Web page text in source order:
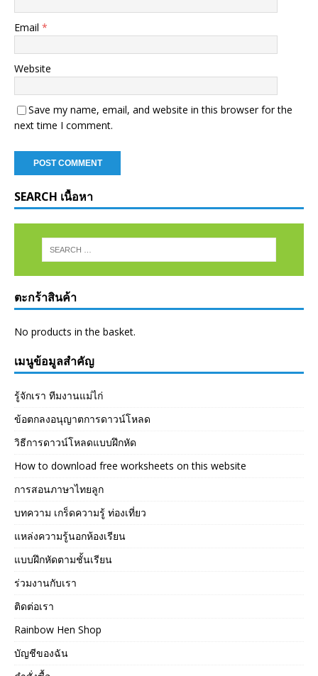
Email *
Website
Save my name, email, and website in this browser for the
next time I comment.
SEARCH เนื้อหา
ตะกร้าสินค้า
No products in the basket.
เมนูข้อมูลสำคัญ
รู้จักเรา ทีมงานแม่ไก่
ข้อตกลงอนุญาตการดาวน์โหลด
วิธีการดาวน์โหลดแบบฝึกหัด
How to download free worksheets on this website
การสอนภาษาไทยลูก
บทความ เกร็ดความรู้ ท่องเที่ยว
แหล่งความรู้นอกห้องเรียน
แบบฝึกหัดตามชั้นเรียน
ร่วมงานกับเรา
ติดต่อเรา
Rainbow Hen Shop
บัญชีของฉัน